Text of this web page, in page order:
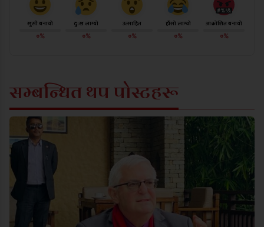
खुसी बनायो
०%
दु:ख लाग्यो
०%
उत्साहित
०%
हाँसो लाग्यो
०%
आक्रोशित बनायो
०%
सम्बन्धित थप पोस्टहरू